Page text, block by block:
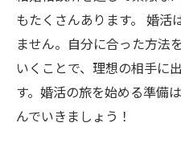
もたくさんあります。 婚活
ません。自分に合った方法
いくことで、理想の相手に
す。婚活の旅を始める準備
んでいきましょう！